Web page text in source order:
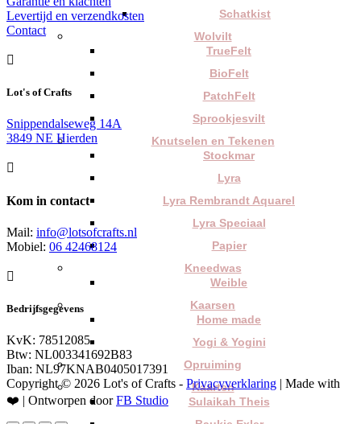
Schatkist
Wolvilt
TrueFelt
BioFelt
PatchFelt
Sprookjesvilt
Knutselen en Tekenen
Stockmar
Lyra
Lyra Rembrandt Aquarel
Lyra Speciaal
Papier
Kneedwas
Weible
Kaarsen
Home made
Yogi & Yogini
Opruiming
Kaarten
Sulaikah Theis
Levertijd en verzendkosten
Contact

Lot's of Crafts
Snippendalseweg 14A
3849 NE Hierden

Kom in contact
Mail: info@lotsofcrafts.nl
Mobiel: 06 42468124

Bedrijfsgegevens
KvK: 78512085
Btw: NL003341692B83
Iban: NL97KNAB0405017391
Copyright © 2026 Lot's of Crafts - Privacyverklaring | Made with
❤️ | Ontworpen doorFB Studio